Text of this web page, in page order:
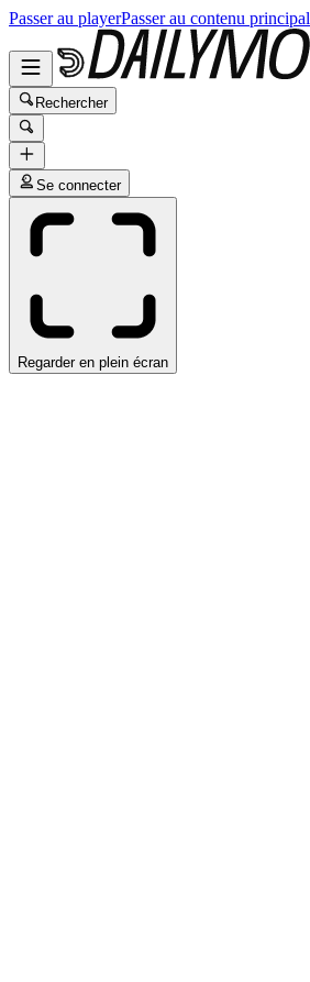
Passer au playerPasser au contenu principal
Rechercher
Se connecter
Regarder en plein écran